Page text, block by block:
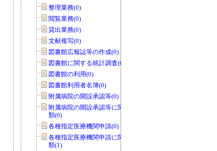
整理業務(0)
閲覧業務(0)
貸出業務(0)
文献複写(0)
図書館広報誌等の作成(0)
図書館に関する統計調査(0)
図書館の利用(0)
図書館利用者名簿(0)
附属病院の開設承認等(0)
附属病院の開設承認等に関する申請書
類(0)
各種指定医療機関申請(0)
各種指定医療機関申請に関する申請書
類(1)